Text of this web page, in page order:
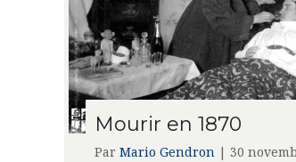
Mourir en 1870
Par Mario Gendron | 30